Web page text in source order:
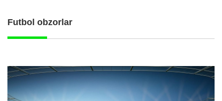
Futbol obzorlar